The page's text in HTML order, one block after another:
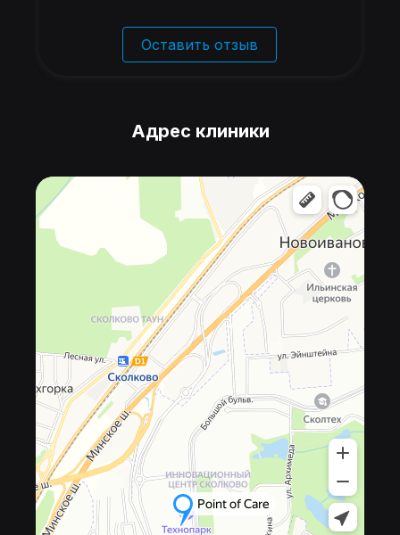
Оставить отзыв
Адрес клиники